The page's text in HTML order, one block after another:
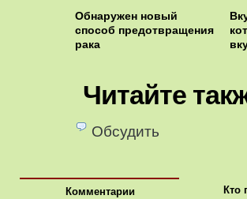
Обнаружен новый
способ предотвращения
рака
Читайте
Обсудить
Комментарии Кто